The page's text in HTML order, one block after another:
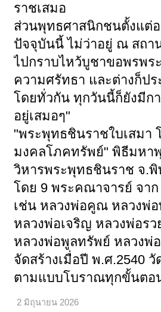
ราชเสมอ
ส่วนพุทธศาสนิกชนตั้งแต่
ปัจจุบันนี้ ไม่ว่าอยู่ ณ สถา
ไปกราบไหว้บูชาขอพรพร
ความศรัทธา และต่างก็ปร
โดยทั่วกัน ทุกวันนี้ก็ยังมีก
อยู่เสมอๆ"
"พระพุทธชินราชใบเสมา
มงคลโภคทรัพย์" พิธีมหา
วิหารพระพุทธชินราช จ.
โดย 9 พระคณาจารย์ จา
เช่น หลวงพ่อคูณ หลวงพ่
หลวงพ่อเจริญ หลวงพ่อร
หลวงพ่อพูลทรัพย์ หลวงพ่
จัดสร้างเมื่อปี พ.ศ.2540 วั
ตามแบบโบราณทุกขั้นตอ
2 มิถุนายน 2026